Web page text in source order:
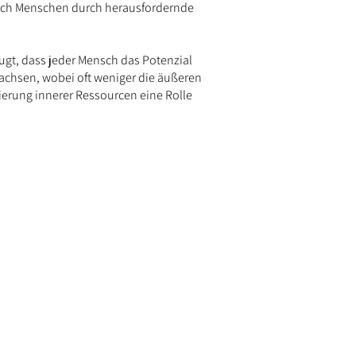
Menschen durch herausfordernde
dass jeder Mensch das Potenzial
wobei oft weniger die äußeren
innerer Ressourcen eine Rolle